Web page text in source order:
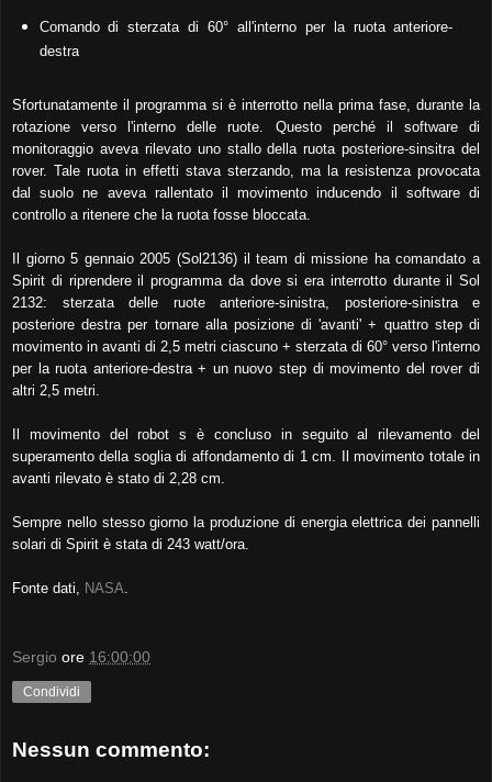
Comando di sterzata di 60° all'interno per la ruota anteriore-
destra
Sfortunatamente il programma si è interrotto nella prima fase, durante la
rotazione verso l'interno delle ruote. Questo perché il software di
monitoraggio aveva rilevato uno stallo della ruota posteriore-sinsitra del
rover. Tale ruota in effetti stava sterzando, ma la resistenza provocata
dal suolo ne aveva rallentato il movimento inducendo il software di
controllo a ritenere che la ruota fosse bloccata.
Il giorno 5 gennaio 2005 (Sol2136) il team di missione ha comandato a
Spirit di riprendere il programma da dove si era interrotto durante il Sol
2132: sterzata delle ruote anteriore-sinistra, posteriore-sinistra e
posteriore destra per tornare alla posizione di 'avanti' + quattro step di
movimento in avanti di 2,5 metri ciascuno + sterzata di 60° verso l'interno
per la ruota anteriore-destra + un nuovo step di movimento del rover di
altri 2,5 metri.
Il movimento del robot s è concluso in seguito al rilevamento del
superamento della soglia di affondamento di 1 cm. Il movimento totale in
avanti rilevato è stato di 2,28 cm.
Sempre nello stesso giorno la produzione di energia elettrica dei pannelli
solari di Spirit è stata di 243 watt/ora.
Fonte dati, NASA.
Sergio ore 16:00:00
Condividi
Nessun commento: